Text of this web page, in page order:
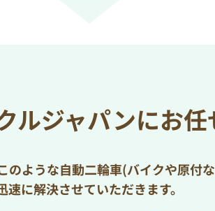
ルジャパンにお
のような自動二輪車(バイクや原付
速に解決させていただきます。